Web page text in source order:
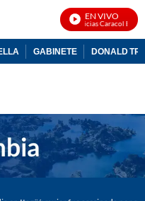
EN VIVO
Noticias Caracol En Vivo
GABINETE DONALD